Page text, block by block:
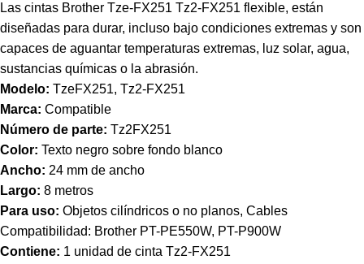
Las cintas Brother Tze-FX251 Tz2-FX251 flexible, están
diseñadas para durar, incluso bajo condiciones extremas y son
capaces de aguantar temperaturas extremas, luz solar, agua,
sustancias químicas o la abrasión.
Modelo: TzeFX251, Tz2-FX251
Marca: Compatible
Número de parte: Tz2FX251
Color: Texto negro sobre fondo blanco
Ancho: 24 mm de ancho
Largo: 8 metros
Para uso: Objetos cilíndricos o no planos, Cables
Compatibilidad: Brother PT-PE550W, PT-P900W
Contiene: 1 unidad de cinta Tz2-FX251